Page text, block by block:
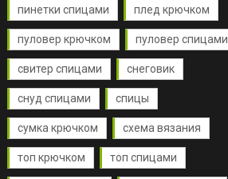
пинетки спицами плед крючком
пуловер крючком пуловер спицами
свитер спицами снеговик
снуд спицами спицы
сумка крючком схема вязания
топ крючком топ спицами